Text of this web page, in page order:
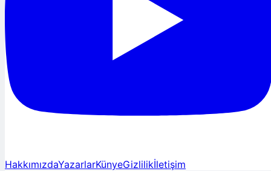
HakkımızdaYazarlarKünyeGizlilikİletişim